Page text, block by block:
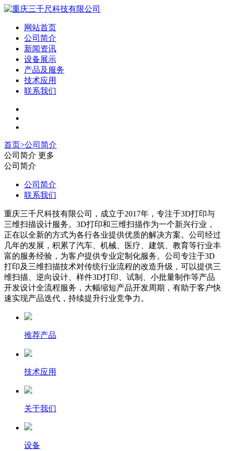
网站首页
公司简介
新闻资讯
设备展示
产品及服务
技术应用
联系我们
首页>公司简介
公司简介 更多
公司简介
公司简介
联系我们
重庆三千尺科技有限公司，成立于2017年，专注于3D打印与
三维扫描设计服务。3D打印和三维扫描作为一个新兴行业，
正在以全新的方式为各行各业提供优质的解决方案。公司经过
几年的发展，积累了汽车、机械、医疗、建筑、教育等行业丰
富的服务经验，为客户提供专业定制化服务。公司专注于3D
打印及三维扫描技术对传统行业流程的改造升级，可以提供三
维扫描、逆向设计、样件3D打印、试制、小批量制作等产品
开发设计全流程服务，大幅缩短产品开发周期，有助于客户快
速实现产品迭代，持续提升行业竞争力。
推荐产品
技术应用
关于我们
设备